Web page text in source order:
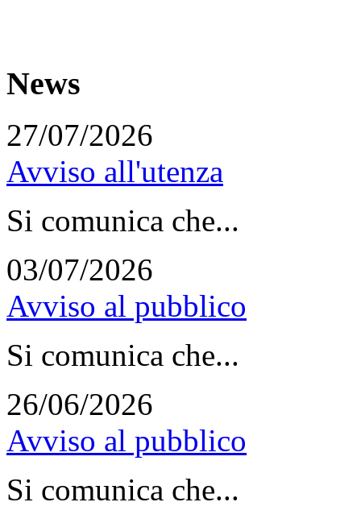
News
27/07/2026
Avviso all'utenza
Si comunica che...
03/07/2026
Avviso al pubblico
Si comunica che...
26/06/2026
Avviso al pubblico
Si comunica che...